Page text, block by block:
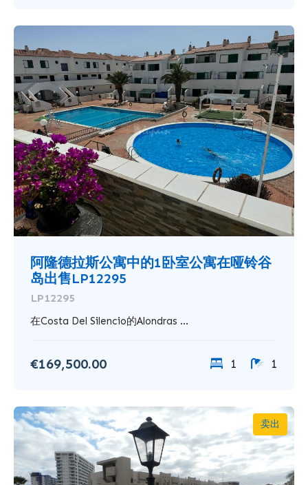
阿隆德拉斯公寓中的1卧室公寓在哑铃谷
岛出售LP12295
LP12295
在Costa Del Silencio的Alondras ...
€169,500.00 1 1
卖出